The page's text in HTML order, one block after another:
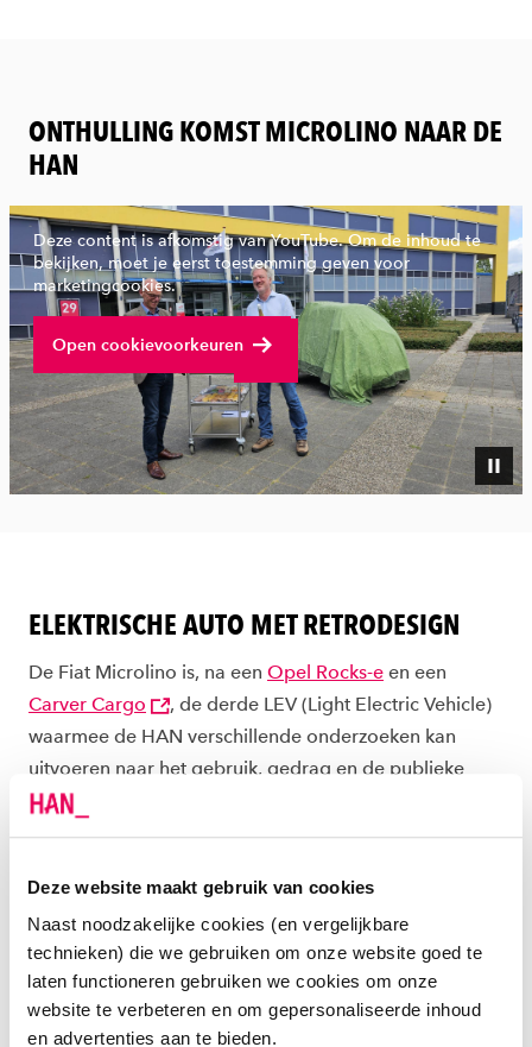
Deze website maakt gebruik van cookies
Naast noodzakelijke cookies (en vergelijkbare
technieken) die we gebruiken om onze website goed te
laten functioneren gebruiken we cookies om onze
website te verbeteren en om gepersonaliseerde inhoud
en advertenties aan te bieden.
ONTHULLING KOMST MICROLINO NAAR DE
HAN
Bekijk volledige video
Deze content is afkomstig van YouTube. Om de inhoud te
bekijken, moet je eerst toestemming geven voor
marketingcookies.
Open cookievoorkeuren
ELEKTRISCHE AUTO MET RETRODESIGN
De Fiat Microlino is, na een Opel Rocks-e en een
Carver Cargo
, de derde LEV (Light Electric Vehicle)
waarmee de HAN verschillende onderzoeken kan
uitvoeren naar het gebruik, gedrag en de publieke
reactie op deze nieuwe vorm van mobiliteit in de
stedelijke omgeving.
De nieuwe Microlino is een kleine elektrische auto met
een retrodesign, gebaseerd op de BMW Isetta uit
1955. De miniauto is op vrijdag 28 juni afgeleverd op
de HAN Campus in Arnhem als onderzoeksonderwerp,
door middel van een feestelijke sleuteloverdracht (zie